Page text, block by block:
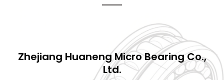
Zhejiang Huaneng Micro Bearing Co.,
Ltd.